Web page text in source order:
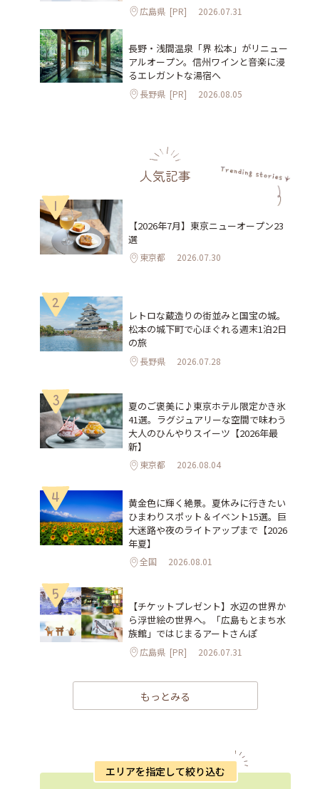
広島県 [PR] 2026.07.31
長野・浅間温泉「界 松本」がリニュー
アルオープン。信州ワインと音楽に浸
るエレガントな湯宿へ
長野県 [PR] 2026.08.05
人気記事
1
【2026年7月】東京ニューオープン23
選
東京都 2026.07.30
2
レトロな蔵造りの街並みと国宝の城。
松本の城下町で心ほぐれる週末1泊2日
の旅
長野県 2026.07.28
3
夏のご褒美に♪東京ホテル限定かき氷
41選。ラグジュアリーな空間で味わう
大人のひんやりスイーツ【2026年最
新】
東京都 2026.08.04
4
黄金色に輝く絶景。夏休みに行きたい
ひまわりスポット＆イベント15選。巨
大迷路や夜のライトアップまで【2026
年夏】
全国 2026.08.01
5
【チケットプレゼント】水辺の世界か
ら浮世絵の世界へ。「広島もとまち水
族館」ではじまるアートさんぽ
広島県 [PR] 2026.07.31
もっとみる
エリアを指定して絞り込む